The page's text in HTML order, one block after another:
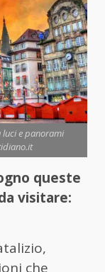
luci e panorami
queste
visitare:
che